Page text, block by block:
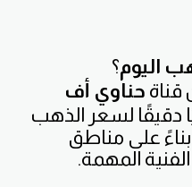
اليوم؟
قناة حناوي أف
دقيقًا لسعر الذهب
على مناطق
المهمة.